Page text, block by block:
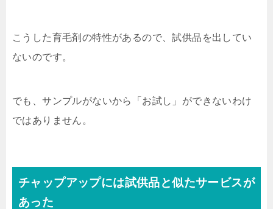
こうした育毛剤の特性があるので、試供品を出してい
ないのです。
でも、サンプルがないから「お試し」ができないわけ
ではありません。
チャップアップには試供品と似たサービスが
あった